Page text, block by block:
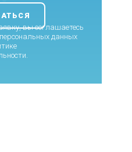
вы соглашаетесь
данных
.